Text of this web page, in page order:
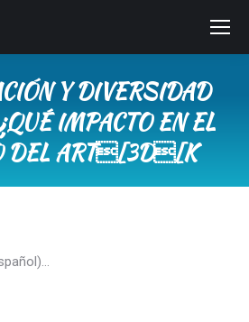
Y DIVERSIDAD
IMPACTO EN EL
DEL ART[3D[K